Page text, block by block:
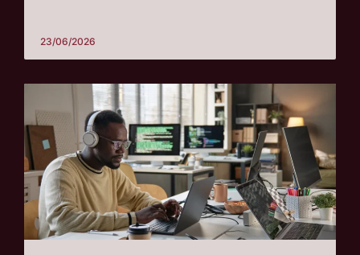
23/06/2026